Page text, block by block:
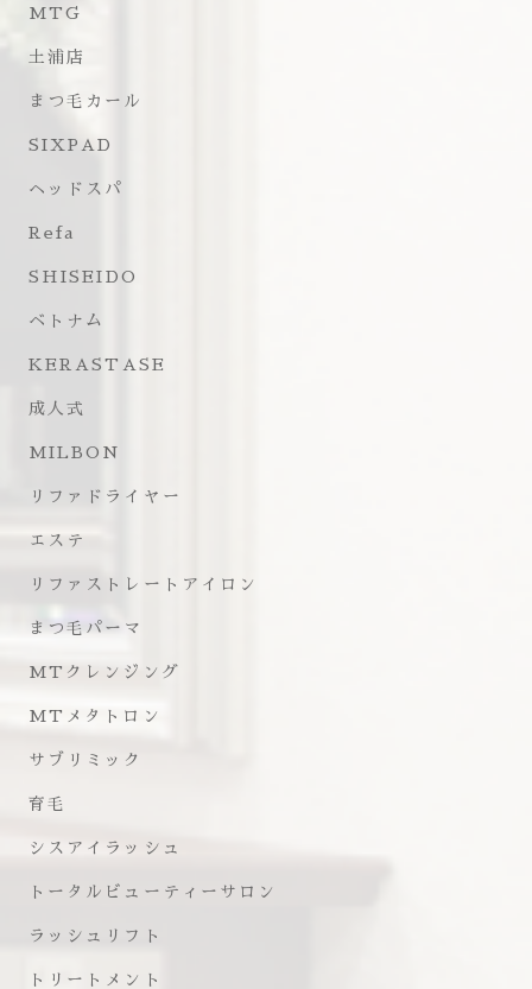
MTG
土浦店
まつ毛カール
SIXPAD
ヘッドスパ
Refa
SHISEIDO
ベトナム
KERASTASE
成人式
MILBON
リファドライヤー
エステ
リファストレートアイロン
まつ毛パーマ
MTクレンジング
MTメタトロン
サブリミック
育毛
シスアイラッシュ
トータルビューティーサロン
ラッシュリフト
トリートメント